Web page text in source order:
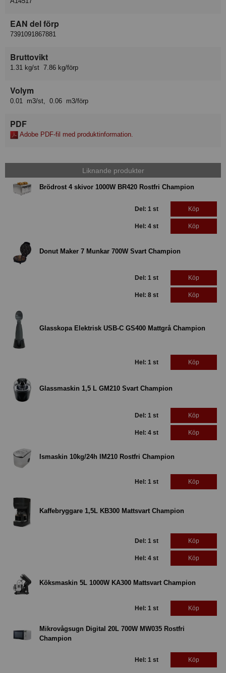
EAN del förp
7391091867881
Bruttovikt
1.31 kg/st 7.86 kg/förp
Volym
0.01 m3/st, 0.06 m3/förp
PDF
Adobe PDF-fil med produktinformation.
Liknande produkter
Brödrost 4 skivor 1000W BR420 Rostfri Champion
Del: 1 st Köp
Hel: 4 st Köp
Donut Maker 7 Munkar 700W Svart Champion
Del: 1 st Köp
Hel: 8 st Köp
Glasskopa Elektrisk USB-C GS400 Mattgrå Champion
Hel: 1 st Köp
Glassmaskin 1,5 L GM210 Svart Champion
Del: 1 st Köp
Hel: 4 st Köp
Ismaskin 10kg/24h IM210 Rostfri Champion
Hel: 1 st Köp
Kaffebryggare 1,5L KB300 Mattsvart Champion
Del: 1 st Köp
Hel: 4 st Köp
Köksmaskin 5L 1000W KA300 Mattsvart Champion
Hel: 1 st Köp
Mikrovågsugn Digital 20L 700W MW035 Rostfri
Champion
Hel: 1 st Köp